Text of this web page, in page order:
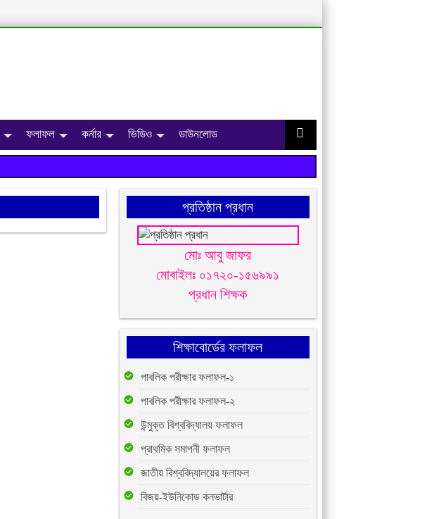
ফলাফল কর্নার ভিডিও ডাউনলোড
প্রতিষ্ঠান প্রধান
মোঃ আবু জাফর
মোবাইলঃ ০১৭২০-১৫৬৯৯১
প্রধান শিক্ষক
শিক্ষাবোর্ডের ফলাফল
পাবলিক পরীক্ষার ফলাফল-১
পাবলিক পরীক্ষার ফলাফল-২
উন্মুক্ত বিশ্ববিদ্যালয় ফলাফল
প্রাথমিক সমাপনী ফলাফল
জাতীয় বিশ্ববিদ্যালয়ের ফলাফল
বিজয়-ইউনিকোড কনভার্টার